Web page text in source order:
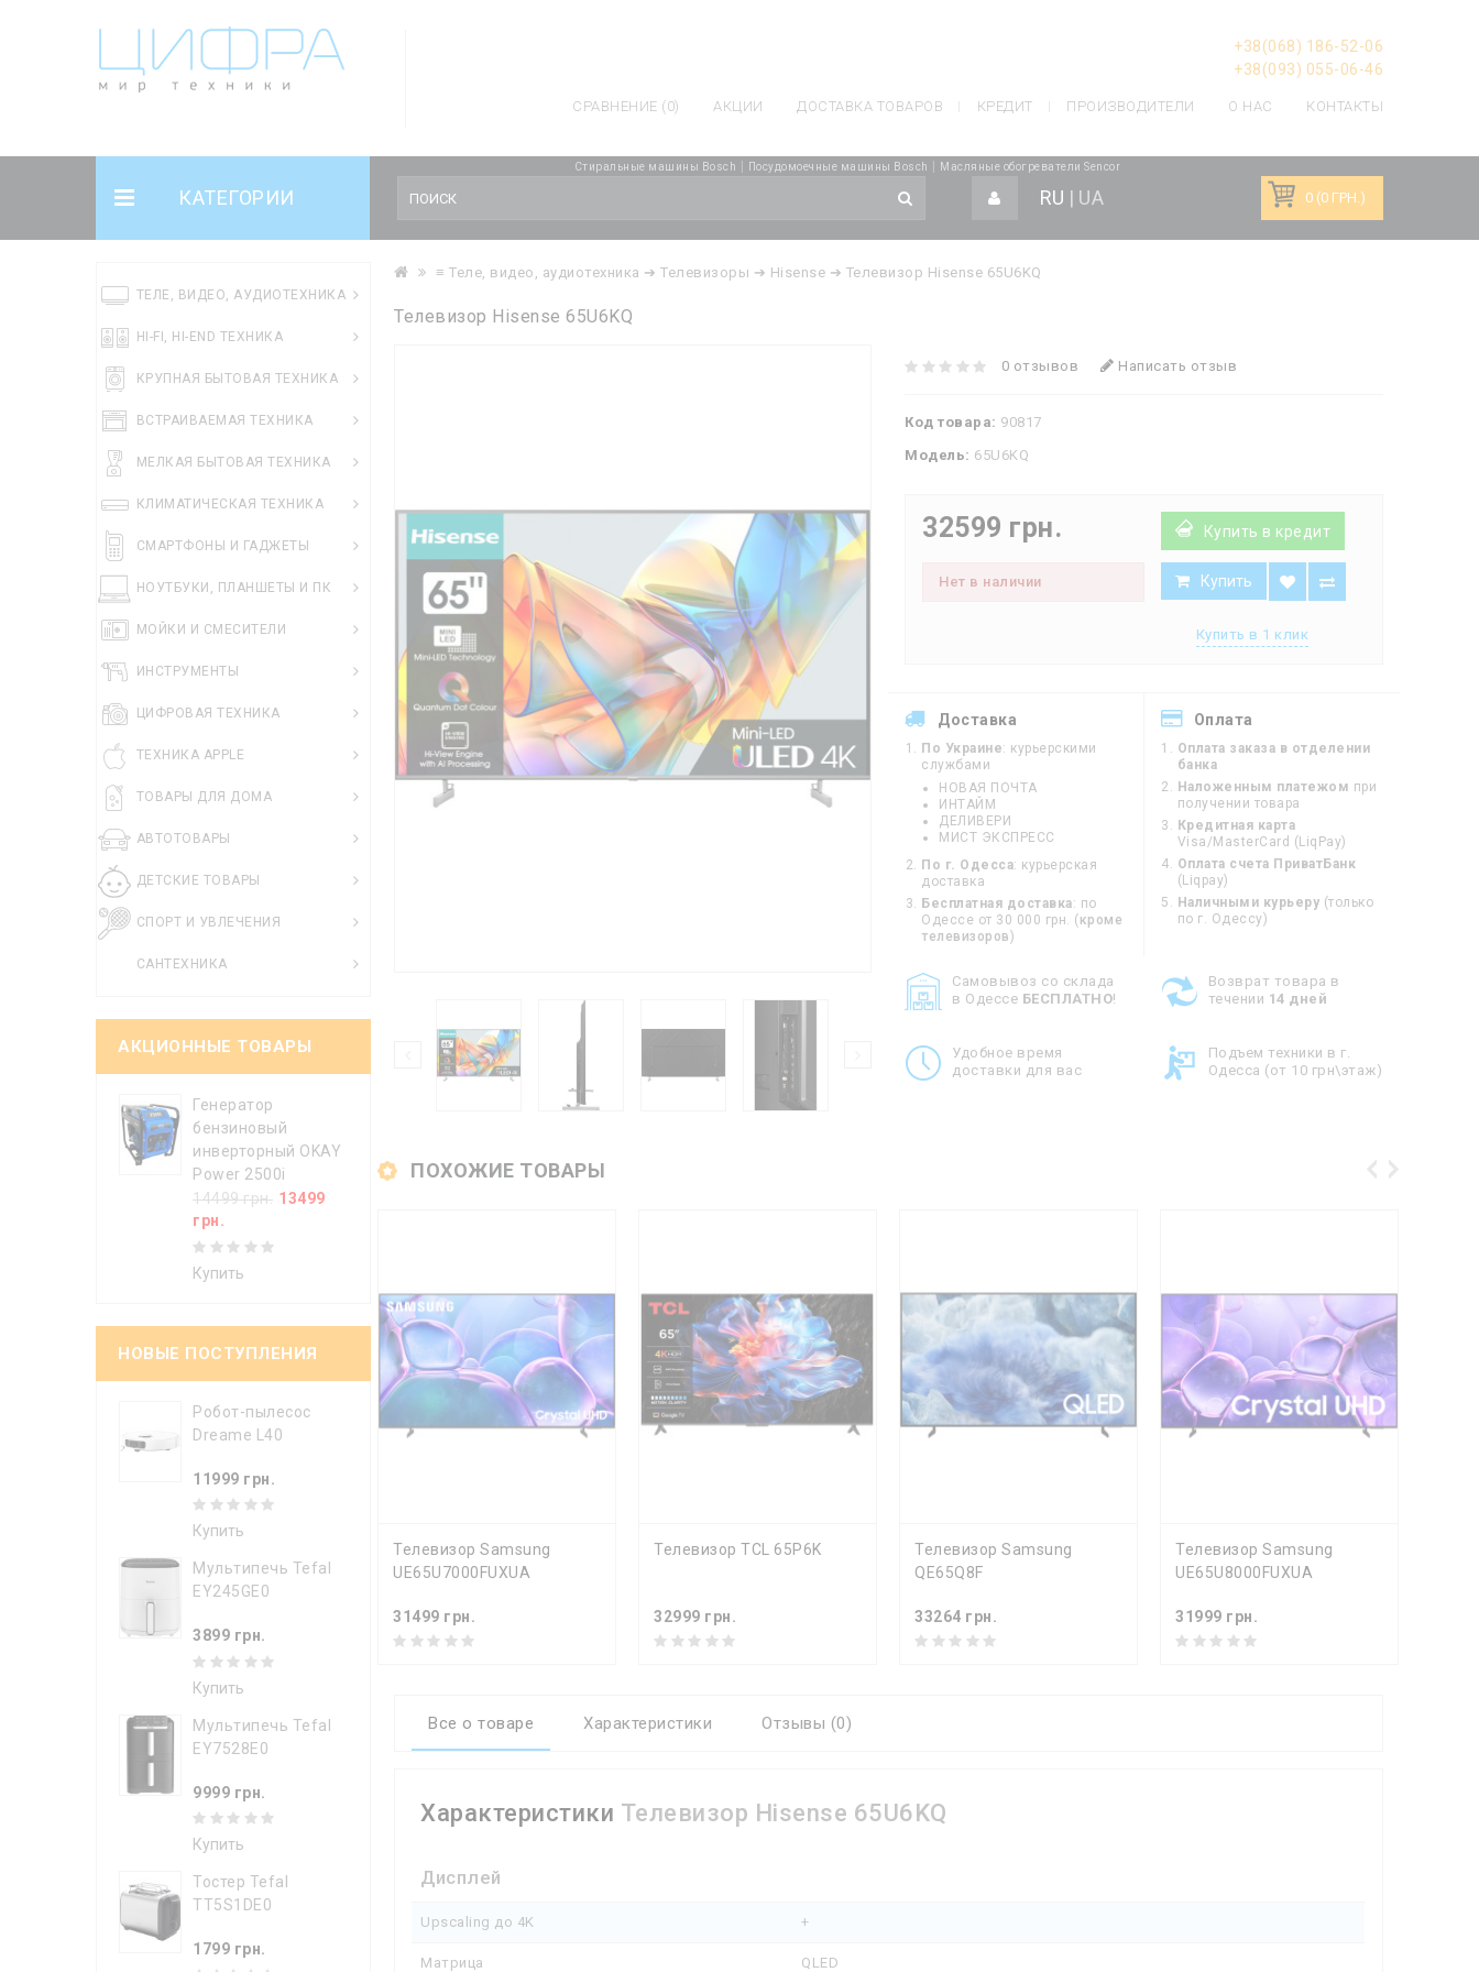
+38(068) 186-52-06
+38(093) 055-06-46
СРАВНЕНИЕ (0) АКЦИИ ДОСТАВКА ТОВАРОВ КРЕДИТ ПРОИЗВОДИТЕЛИ О НАС КОНТАКТЫ
КАТЕГОРИИ
Стиральные машины Bosch Посудомоечные машины Bosch Масляные обогреватели Sencor
RU | UA 0 (0 ГРН.)
ТЕЛЕ, ВИДЕО, АУДИОТЕХНИКА
HI-FI, HI-END ТЕХНИКА
КРУПНАЯ БЫТОВАЯ ТЕХНИКА
ВСТРАИВАЕМАЯ ТЕХНИКА
МЕЛКАЯ БЫТОВАЯ ТЕХНИКА
КЛИМАТИЧЕСКАЯ ТЕХНИКА
СМАРТФОНЫ И ГАДЖЕТЫ
НОУТБУКИ, ПЛАНШЕТЫ И ПК
МОЙКИ И СМЕСИТЕЛИ
ИНСТРУМЕНТЫ
ЦИФРОВАЯ ТЕХНИКА
ТЕХНИКА APPLE
ТОВАРЫ ДЛЯ ДОМА
АВТОТОВАРЫ
ДЕТСКИЕ ТОВАРЫ
СПОРТ И УВЛЕЧЕНИЯ
САНТЕХНИКА
АКЦИОННЫЕ ТОВАРЫ
Генератор
бензиновый
инверторный OKAY
Power 2500i
14499 грн. 13499
грн.
Купить
НОВЫЕ ПОСТУПЛЕНИЯ
Робот-пылесос
Dreame L40
11999 грн.
Купить
Мультипечь Tefal
EY245GE0
3899 грн.
Купить
Мультипечь Tefal
EY7528E0
9999 грн.
Купить
Тостер Tefal
TT5S1DE0
1799 грн.
≡ Теле, видео, аудиотехника ➔ Телевизоры ➔ Hisense ➔ Телевизор Hisense 65U6KQ
Телевизор Hisense 65U6KQ
0 отзывов Написать отзыв
Код товара: 90817
Модель: 65U6KQ
32599 грн. Купить в кредит
Нет в наличии Купить
Купить в 1 клик
Доставка
По Украине: курьерскими
службами
НОВАЯ ПОЧТА
ИНТАЙМ
ДЕЛИВЕРИ
МИСТ ЭКСПРЕСС
По г. Одесса: курьерская
доставка
Бесплатная доставка: по
Одессе от 30 000 грн. ( кроме
телевизоров )
Оплата
Оплата заказа в отделении
банка
Наложенным платежом при
получении товара
Кредитная карта
Visa/MasterCard (LiqPay)
Оплата счета ПриватБанк
(Liqpay)
Наличными курьеру (только
по г. Одессу)
Cамовывоз со склада
в Одессе БЕСПЛАТНО!
Возврат товара в
течении 14 дней
Удобное время
доставки для вас
Подъем техники в г.
Одесса (от 10 грн\этаж)
ПОХОЖИЕ ТОВАРЫ
КУПИТЬ
Телевизор Samsung
UE65U7000FUXUA
31499 грн.
КУПИТЬ
Телевизор TCL 65P6K
32999 грн.
КУПИТЬ
Телевизор Samsung
QE65Q8F
33264 грн.
КУПИТЬ
Телевизор Samsung
UE65U8000FUXUA
31999 грн.
Все о товаре Характеристики Отзывы (0)
Характеристики Телевизор Hisense 65U6KQ
Дисплей
Upscaling до 4K +
Матрица QLED